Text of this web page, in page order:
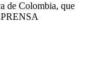
de Colombia, que